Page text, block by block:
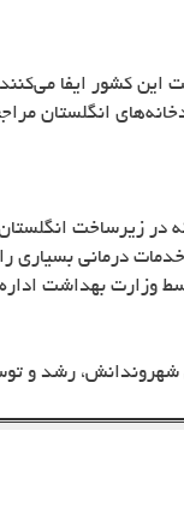
انگلستان
زیرساخت انگلستان
تشکیل شده. این سیستم بیمه که از
وزارت بهداشت
رشد و